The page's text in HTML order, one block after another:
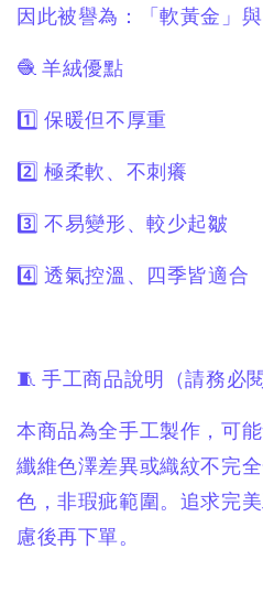
因此被譽為：「軟黃金」與
🧶 羊絨優點
1️⃣ 保暖但不厚重
2️⃣ 極柔軟、不刺癢
3️⃣ 不易變形、較少起皺
4️⃣ 透氣控溫、四季皆適合
🧵 手工商品說明（請務必閱
本商品為全手工製作，可
纖維色澤差異或織紋不完
色，非瑕疵範圍。追求完
慮後再下單。